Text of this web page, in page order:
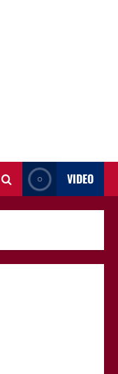
VIDEO